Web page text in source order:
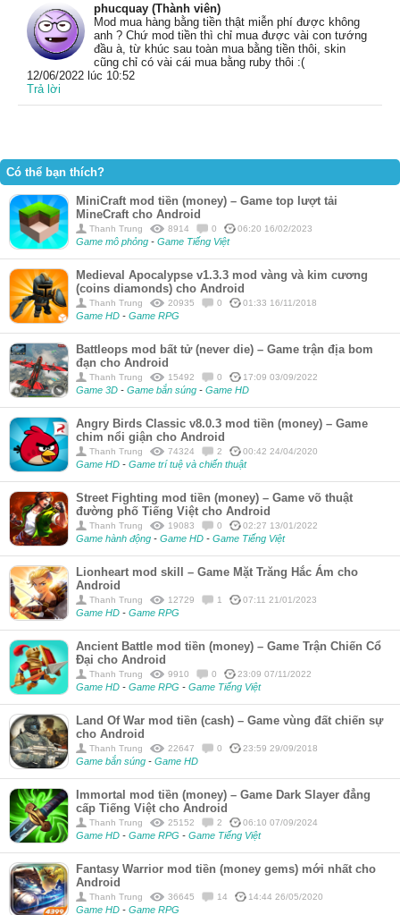
phucquay (Thành viên)
Mod mua hàng bằng tiền thật miễn phí được không
anh ? Chứ mod tiền thì chỉ mua được vài con tướng
đầu à, từ khúc sau toàn mua bằng tiền thôi, skin
cũng chỉ có vài cái mua bằng ruby thôi :(
12/06/2022 lúc 10:52
Trả lời
Có thể bạn thích?
MiniCraft mod tiền (money) – Game top lượt tải
MineCraft cho Android
Thanh Trung 8914 0 06:20 16/02/2023
Game mô phỏng - Game Tiếng Việt
Medieval Apocalypse v1.3.3 mod vàng và kim cương
(coins diamonds) cho Android
Thanh Trung 20935 0 01:33 16/11/2018
Game HD - Game RPG
Battleops mod bất tử (never die) – Game trận địa bom
đạn cho Android
Thanh Trung 15492 0 17:09 03/09/2022
Game 3D - Game bắn súng - Game HD
Angry Birds Classic v8.0.3 mod tiền (money) – Game
chim nổi giận cho Android
Thanh Trung 74324 2 00:42 24/04/2020
Game HD - Game trí tuệ và chiến thuật
Street Fighting mod tiền (money) – Game võ thuật
đường phố Tiếng Việt cho Android
Thanh Trung 19083 0 02:27 13/01/2022
Game hành động - Game HD - Game Tiếng Việt
Lionheart mod skill – Game Mặt Trăng Hắc Ám cho
Android
Thanh Trung 12729 1 07:11 21/01/2023
Game HD - Game RPG
Ancient Battle mod tiền (money) – Game Trận Chiến Cổ
Đại cho Android
Thanh Trung 9910 0 23:09 07/11/2022
Game HD - Game RPG - Game Tiếng Việt
Land Of War mod tiền (cash) – Game vùng đất chiến sự
cho Android
Thanh Trung 22647 0 23:59 29/09/2018
Game bắn súng - Game HD
Immortal mod tiền (money) – Game Dark Slayer đẳng
cấp Tiếng Việt cho Android
Thanh Trung 25152 2 06:10 07/09/2024
Game HD - Game RPG - Game Tiếng Việt
Fantasy Warrior mod tiền (money gems) mới nhất cho
Android
Thanh Trung 36645 14 14:44 26/05/2020
Game HD - Game RPG